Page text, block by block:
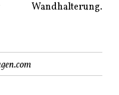
Wandhalterung.